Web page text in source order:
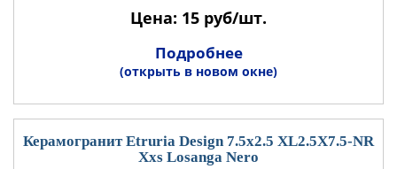
Цена: 15 руб/шт.
Подробнее
(открыть в новом окне)
Керамогранит Etruria Design 7.5x2.5 XL2.5X7.5-NR
Xxs Losanga Nero